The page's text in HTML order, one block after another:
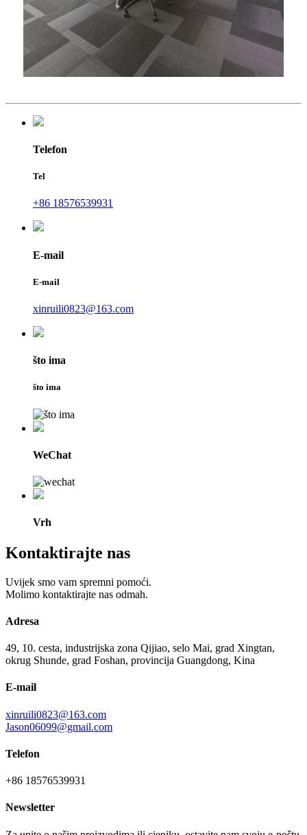
Telefon
Tel
+86 18576539931
E-mail
E-mail
xinruili0823@163.com
što ima
što ima
WeChat
Vrh
Kontaktirajte nas
Uvijek smo vam spremni pomoći.
Molimo kontaktirajte nas odmah.
Adresa
49, 10. cesta, industrijska zona Qijiao, selo Mai, grad Xingtan,
okrug Shunde, grad Foshan, provincija Guangdong, Kina
E-mail
xinruili0823@163.com
Jason06099@gmail.com
Telefon
+86 18576539931
Newsletter